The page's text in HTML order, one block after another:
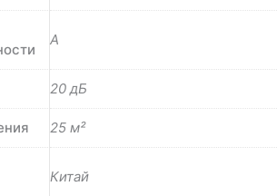
A
20 дБ
25 м²
Китай